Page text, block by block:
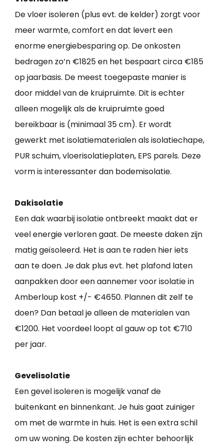
De vloer isoleren (plus evt. de kelder) zorgt voor
meer warmte, comfort en dat levert een
enorme energiebesparing op. De onkosten
bedragen zo’n €1825 en het bespaart circa €185
op jaarbasis. De meest toegepaste manier is
door middel van de kruipruimte. Dit is echter
alleen mogelijk als de kruipruimte goed
bereikbaar is (minimaal 35 cm). Er wordt
gewerkt met isolatiematerialen als isolatiechape,
PUR schuim, vloerisolatieplaten, EPS parels. Deze
vorm is interessanter dan bodemisolatie.
Dakisolatie
Een dak waarbij isolatie ontbreekt maakt dat er
veel energie verloren gaat. De meeste daken zijn
matig geïsoleerd. Het is aan te raden hier iets
aan te doen. Je dak plus evt. het plafond laten
aanpakken door een aannemer voor isolatie in
Amberloup kost +/- €4650. Plannen dit zelf te
doen? Dan betaal je alleen de materialen van
€1200. Het voordeel loopt al gauw op tot €710
per jaar.
Gevelisolatie
Een gevel isoleren is mogelijk vanaf de
buitenkant en binnenkant. Je huis gaat zuiniger
om met de warmte in huis. Het is een extra schil
om uw woning. De kosten zijn echter behoorlijk